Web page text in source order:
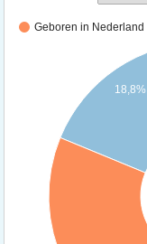
Geboren in Nederland
18,8%